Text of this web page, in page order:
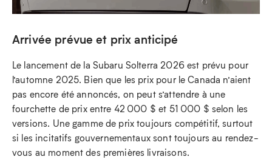
Arrivée prévue et prix anticipé
Le lancement de la Subaru Solterra 2026 est prévu pour
l’automne 2025. Bien que les prix pour le Canada n’aient
pas encore été annoncés, on peut s’attendre à une
fourchette de prix entre 42 000 $ et 51 000 $ selon les
versions. Une gamme de prix toujours compétitif, surtout
si les incitatifs gouvernementaux sont toujours au rendez-
vous au moment des premières livraisons.